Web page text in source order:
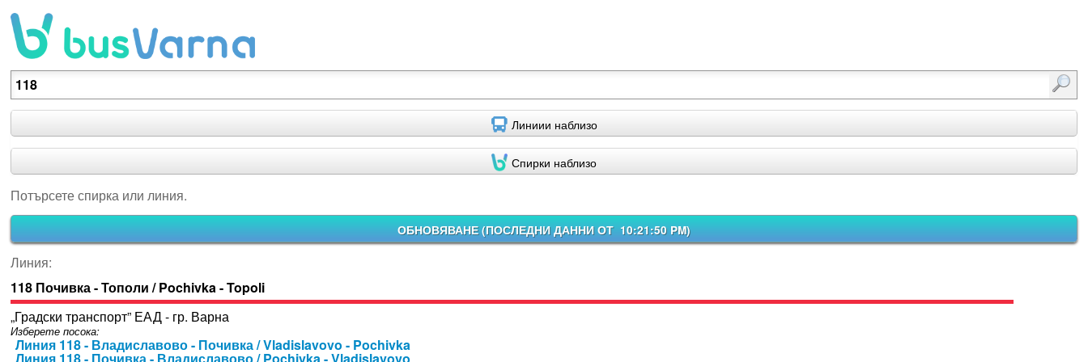
Потърсете спирка или линия.
Линиии наблизо
Спирки наблизо
Потърсете спирка или линия.
ОБНОВЯВАНЕ (ПОСЛЕДНИ ДАННИ ОТ 10:21:50 PM)
Линия:
118 Почивка - Тополи / Pochivka - Topoli
„Градски транспорт” ЕАД - гр. Варна
Изберете посока:
Линия 118 - Владиславово - Почивка / Vladislavovo - Pochivka